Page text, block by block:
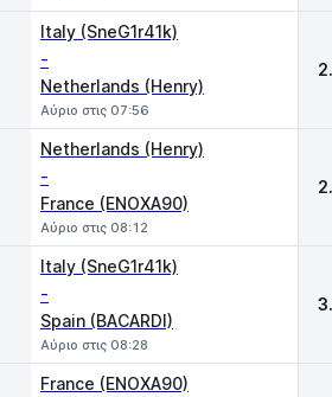
Italy (SneG1r41k)
-
Netherlands (Henry)
Αύριο στις 07:56
Netherlands (Henry)
-
France (ENOXA90)
Αύριο στις 08:12
Italy (SneG1r41k)
-
Spain (BACARDI)
Αύριο στις 08:28
France (ENOXA90)